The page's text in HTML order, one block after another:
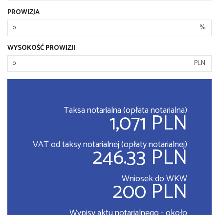
PROWIZJA
%
WYSOKOŚĆ PROWIZJI
PLN
Taksa notarialna (opłata notarialna)
1,071 PLN
VAT od taksy notarialnej (opłaty notarialnej)
246.33 PLN
Wniosek do WKW
200 PLN